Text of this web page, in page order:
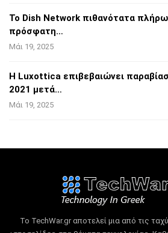
Το Dish Network πιθανότατα
πρόσφατη…
Μάι 19, 2025
Η Luxottica επιβεβαιώνει
2021 μετά…
Μάι 19, 2025
Το TechWar.gr αποτελεί μια από τις